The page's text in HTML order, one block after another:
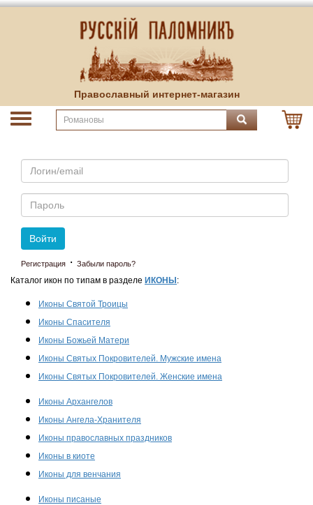
Православный интернет-магазин
Email
Пароль
Войти
Регистрация · Забыли пароль?
Каталог икон по типам в разделе ИКОНЫ :
Иконы Святой Троицы
Иконы Спасителя
Иконы Божьей Матери
Иконы Святых Покровителей. Мужские имена
Иконы Святых Покровителей. Женские имена
Иконы Архангелов
Иконы Ангела-Хранителя
Иконы православных праздников
Иконы в киоте
Иконы для венчания
Иконы писаные